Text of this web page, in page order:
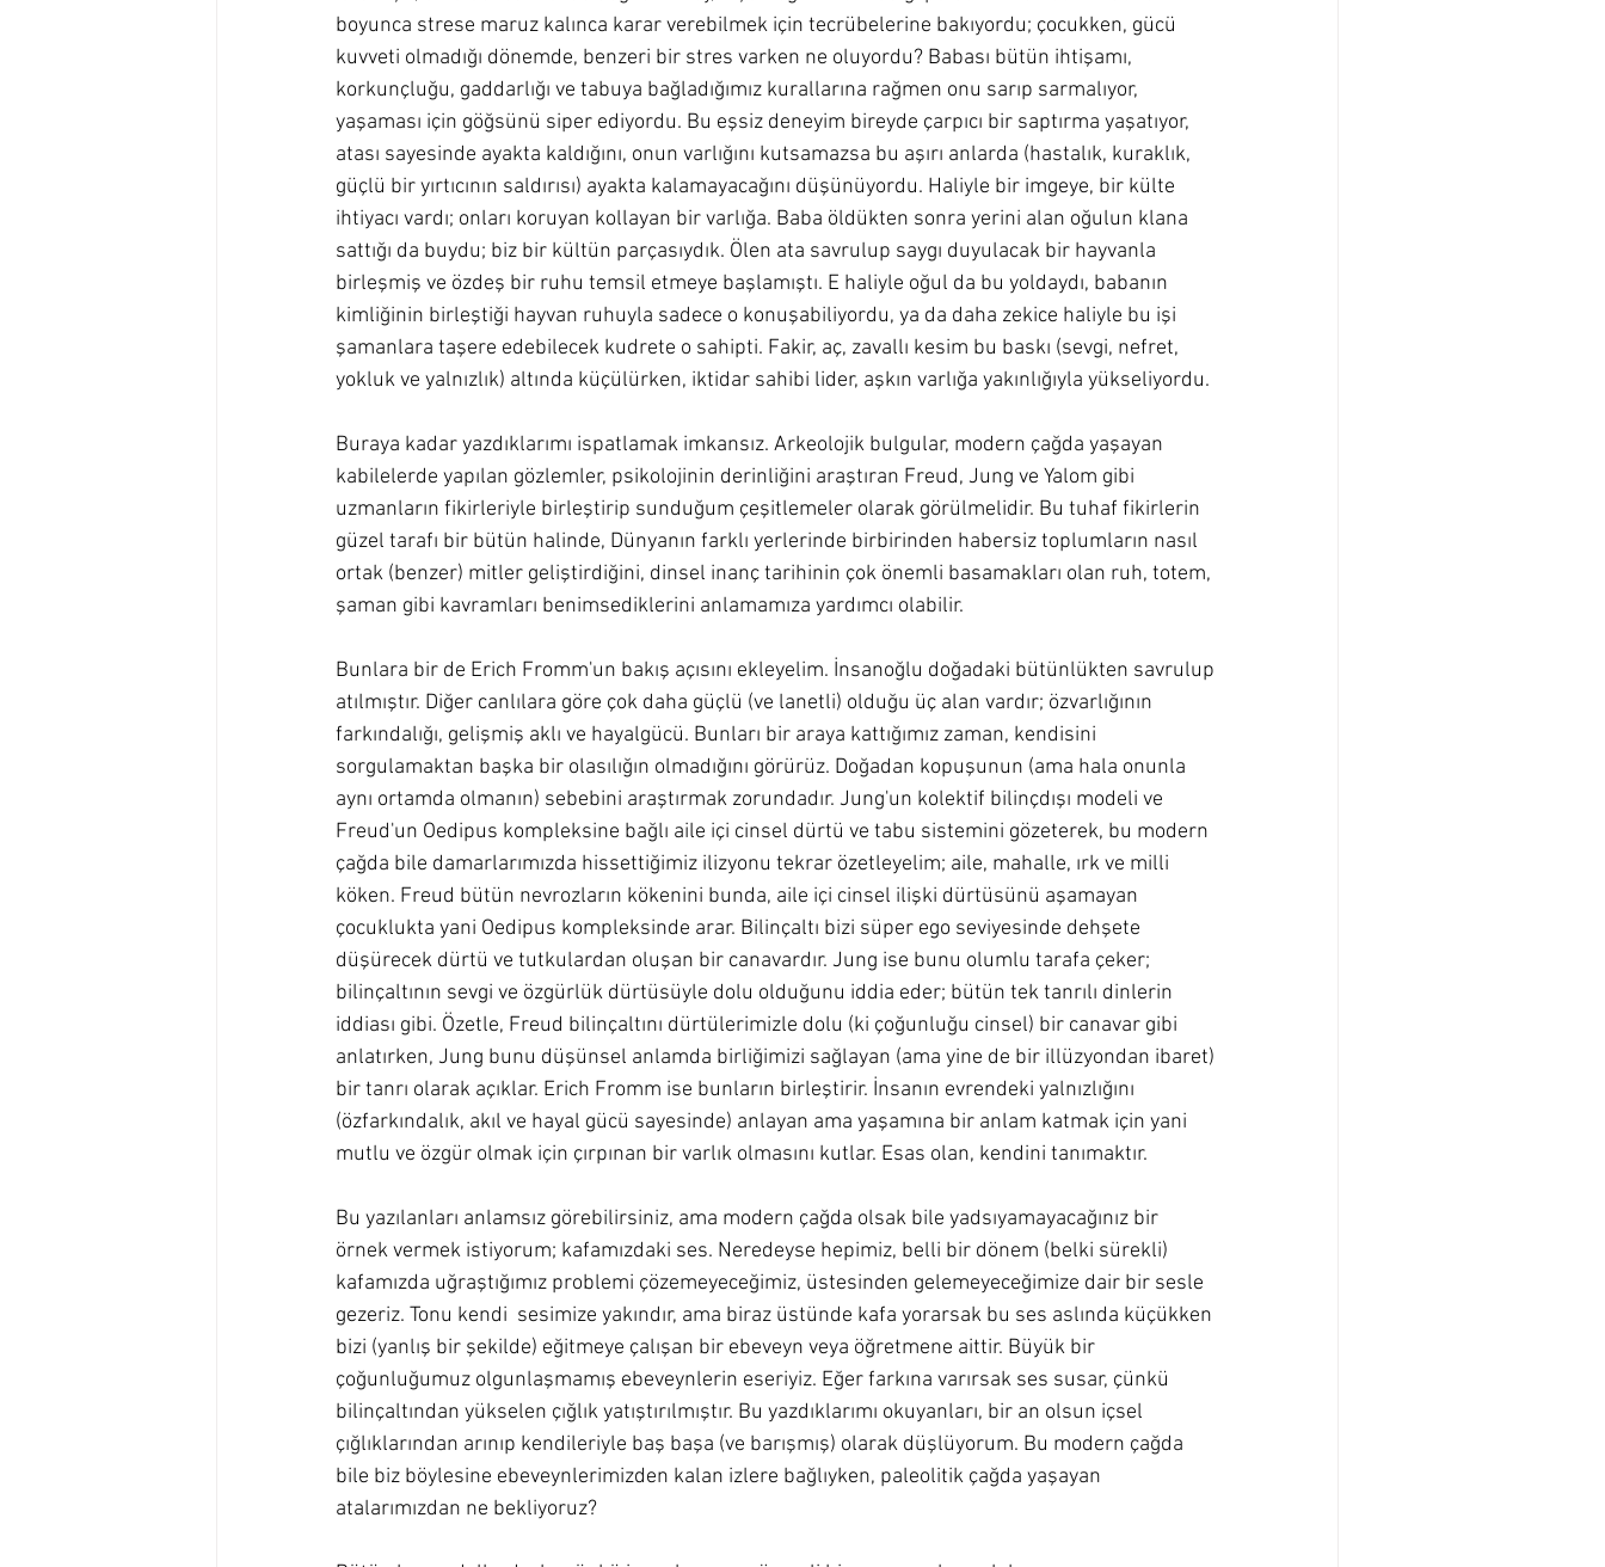
boyunca strese maruz kalınca karar verebilmek için tecrübelerine bakıyordu; çocukken, gücü
kuvveti olmadığı dönemde, benzeri bir stres varken ne oluyordu? Babası bütün ihtişamı,
korkunçluğu, gaddarlığı ve tabuya bağladığımız kurallarına rağmen onu sarıp sarmalıyor,
yaşaması için göğsünü siper ediyordu. Bu eşsiz deneyim bireyde çarpıcı bir saptırma yaşatıyor,
atası sayesinde ayakta kaldığını, onun varlığını kutsamazsa bu aşırı anlarda (hastalık, kuraklık,
güçlü bir yırtıcının saldırısı) ayakta kalamayacağını düşünüyordu. Haliyle bir imgeye, bir külte
ihtiyacı vardı; onları koruyan kollayan bir varlığa. Baba öldükten sonra yerini alan oğulun klana
sattığı da buydu; biz bir kültün parçasıydık. Ölen ata savrulup saygı duyulacak bir hayvanla
birleşmiş ve özdeş bir ruhu temsil etmeye başlamıştı. E haliyle oğul da bu yoldaydı, babanın
kimliğinin birleştiği hayvan ruhuyla sadece o konuşabiliyordu, ya da daha zekice haliyle bu işi
şamanlara taşere edebilecek kudrete o sahipti. Fakir, aç, zavallı kesim bu baskı (sevgi, nefret,
yokluk ve yalnızlık) altında küçülürken, iktidar sahibi lider, aşkın varlığa yakınlığıyla yükseliyordu.
Buraya kadar yazdıklarımı ispatlamak imkansız. Arkeolojik bulgular, modern çağda yaşayan
kabilelerde yapılan gözlemler, psikolojinin derinliğini araştıran Freud, Jung ve Yalom gibi
uzmanların fikirleriyle birleştirip sunduğum çeşitlemeler olarak görülmelidir. Bu tuhaf fikirlerin
güzel tarafı bir bütün halinde, Dünyanın farklı yerlerinde birbirinden habersiz toplumların nasıl
ortak (benzer) mitler geliştirdiğini, dinsel inanç tarihinin çok önemli basamakları olan ruh, totem,
şaman gibi kavramları benimsediklerini anlamamıza yardımcı olabilir.
Bunlara bir de Erich Fromm'un bakış açısını ekleyelim. İnsanoğlu doğadaki bütünlükten savrulup
atılmıştır. Diğer canlılara göre çok daha güçlü (ve lanetli) olduğu üç alan vardır; özvarlığının
farkındalığı, gelişmiş aklı ve hayalgücü. Bunları bir araya kattığımız zaman, kendisini
sorgulamaktan başka bir olasılığın olmadığını görürüz. Doğadan kopuşunun (ama hala onunla
aynı ortamda olmanın) sebebini araştırmak zorundadır. Jung'un kolektif bilinçdışı modeli ve
Freud'un Oedipus kompleksine bağlı aile içi cinsel dürtü ve tabu sistemini gözeterek, bu modern
çağda bile damarlarımızda hissettiğimiz ilizyonu tekrar özetleyelim; aile, mahalle, ırk ve milli
köken. Freud bütün nevrozların kökenini bunda, aile içi cinsel ilişki dürtüsünü aşamayan
çocuklukta yani Oedipus kompleksinde arar. Bilinçaltı bizi süper ego seviyesinde dehşete
düşürecek dürtü ve tutkulardan oluşan bir canavardır. Jung ise bunu olumlu tarafa çeker;
bilinçaltının sevgi ve özgürlük dürtüsüyle dolu olduğunu iddia eder; bütün tek tanrılı dinlerin
iddiası gibi. Özetle, Freud bilinçaltını dürtülerimizle dolu (ki çoğunluğu cinsel) bir canavar gibi
anlatırken, Jung bunu düşünsel anlamda birliğimizi sağlayan (ama yine de bir illüzyondan ibaret)
bir tanrı olarak açıklar. Erich Fromm ise bunların birleştirir. İnsanın evrendeki yalnızlığını
(özfarkındalık, akıl ve hayal gücü sayesinde) anlayan ama yaşamına bir anlam katmak için yani
mutlu ve özgür olmak için çırpınan bir varlık olmasını kutlar. Esas olan, kendini tanımaktır.
Bu yazılanları anlamsız görebilirsiniz, ama modern çağda olsak bile yadsıyamayacağınız bir
örnek vermek istiyorum; kafamızdaki ses. Neredeyse hepimiz, belli bir dönem (belki sürekli)
kafamızda uğraştığımız problemi çözemeyeceğimiz, üstesinden gelemeyeceğimize dair bir sesle
gezeriz. Tonu kendi  sesimize yakındır, ama biraz üstünde kafa yorarsak bu ses aslında küçükken
bizi (yanlış bir şekilde) eğitmeye çalışan bir ebeveyn veya öğretmene aittir. Büyük bir
çoğunluğumuz olgunlaşmamış ebeveynlerin eseriyiz. Eğer farkına varırsak ses susar, çünkü
bilinçaltından yükselen çığlık yatıştırılmıştır. Bu yazdıklarımı okuyanları, bir an olsun içsel
çığlıklarından arınıp kendileriyle baş başa (ve barışmış) olarak düşlüyorum. Bu modern çağda
bile biz böylesine ebeveynlerimizden kalan izlere bağlıyken, paleolitik çağda yaşayan
atalarımızdan ne bekliyoruz?